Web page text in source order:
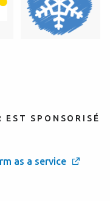
EST SPONSORISÉ
as a service